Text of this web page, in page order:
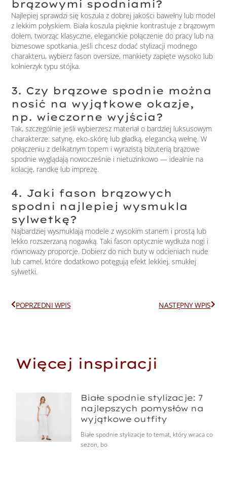
brązowymi spodniami?
Najlepiej sprawdzi się koszula z dobrej jakości bawełny lub model
z lekkim połyskiem. Biała koszula pięknie kontrastuje z brązowym
dołem, tworząc klasyczne, eleganckie połączenie do pracy lub na
biznesowe spotkania. Jeśli chcesz dodać stylizacji modnego
charakteru, wybierz fason oversize, mankiety zapięte wysoko lub
kołnierzyk typu stójka.
3. Czy brązowe spodnie można
nosić na wyjątkowe okazje,
np. wieczorne wyjścia?
Tak, szczególnie jeśli wybierzesz materiał o bardziej luksusowym
charakterze: satynę, eko-skórę lub gładką, elegancką wełnę. W
połączeniu z delikatnym topem i wyrazistą biżuterią brązowe
spodnie wyglądają nowocześnie i nietuzinkowo — idealnie na
kolację, randkę lub imprezę.
4. Jaki fason brązowych
spodni najlepiej wysmukla
sylwetkę?
Najbardziej wysmuklają modele z wysokim stanem i prostą lub
lekko rozszerzaną nogawką. Taki fason optycznie wydłuża nogi i
równoważy proporcje. Dobierz do nich buty w odcieniach nude
lub camel, które dodatkowo potęgują efekt lekkiej, smukłej
sylwetki.
Prev
POPRZEDNI WPIS NASTĘPNY WPISNext
Więcej inspiracji
Białe spodnie stylizacje: 7
najlepszych pomysłów na
wyjątkowe outfity
Białe spodnie stylizacje to temat, który wraca co
sezon, bo